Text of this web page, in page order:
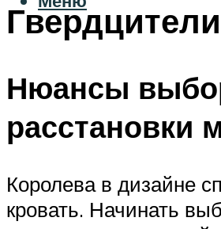
Гвердцители
Нюансы
расстановки
Королева в дизайне
кровать. Начинать